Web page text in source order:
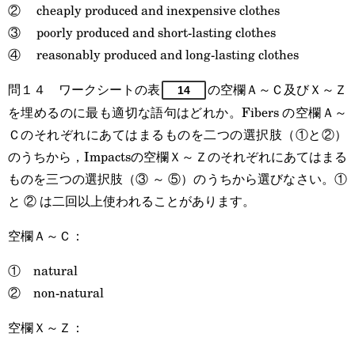
② cheaply produced and inexpensive clothes
③ poorly produced and short-lasting clothes
④ reasonably produced and long-lasting clothes
問１４ ワークシートの表
14
の空欄Ａ～Ｃ及びＸ～Ｚ
を埋めるのに最も適切な語句はどれか。Fibers の空欄Ａ～
Ｃのそれぞれにあてはまるものを二つの選択肢（①と②）
のうちから，Impactsの空欄Ｘ～Ｚのそれぞれにあてはまる
ものを三つの選択肢（③ ～ ⑤）のうちから選びなさい。①
と ② は二回以上使われることがあります。
空欄Ａ～Ｃ：
① natural
② non-natural
空欄Ｘ～Ｚ：